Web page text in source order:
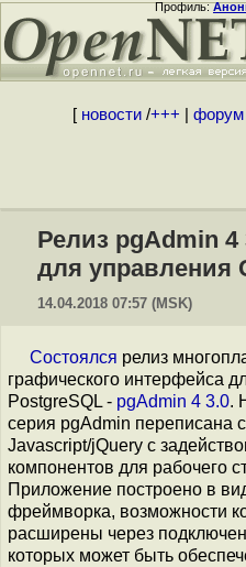
Профиль:
[ новости/+++ форум
Релиз pgAdmin
для управления
14.04.2018 07:57 (MSK)
Состоялся релиз
графического интерфейса
PostgreSQL - pgAdmin 4 3.0.
серия pgAdmin переписана
Javascript/jQuery с
компонентов для рабочего
Приложение построено в
фреймворка, возможности
расширены через
которых может быть